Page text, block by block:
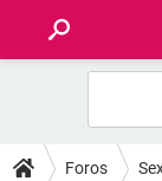
FOROS
Foros